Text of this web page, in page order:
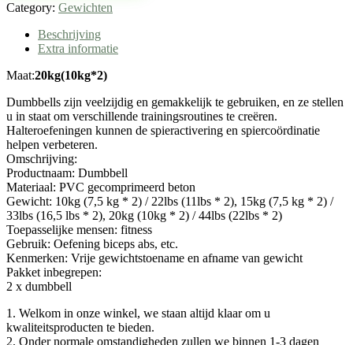
Category: Gewichten
Beschrijving
Extra informatie
Maat:20kg(10kg*2)
Dumbbells zijn veelzijdig en gemakkelijk te gebruiken, en ze stellen
u in staat om verschillende trainingsroutines te creëren.
Halteroefeningen kunnen de spieractivering en spiercoördinatie
helpen verbeteren.
Omschrijving:
Productnaam: Dumbbell
Materiaal: PVC gecomprimeerd beton
Gewicht: 10kg (7,5 kg * 2) / 22lbs (11lbs * 2), 15kg (7,5 kg * 2) /
33lbs (16,5 lbs * 2), 20kg (10kg * 2) / 44lbs (22lbs * 2)
Toepasselijke mensen: fitness
Gebruik: Oefening biceps abs, etc.
Kenmerken: Vrije gewichtstoename en afname van gewicht
Pakket inbegrepen:
2 x dumbbell
1. Welkom in onze winkel, we staan ​​altijd klaar om u
kwaliteitsproducten te bieden.
2. Onder normale omstandigheden zullen we binnen 1-3 dagen